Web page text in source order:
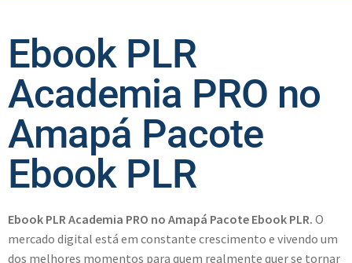
Ebook PLR
Academia PRO no
Amapá Pacote
Ebook PLR
Ebook PLR Academia PRO no Amapá Pacote Ebook PLR. O
mercado digital está em constante crescimento e vivendo um
dos melhores momentos para quem realmente quer se tornar